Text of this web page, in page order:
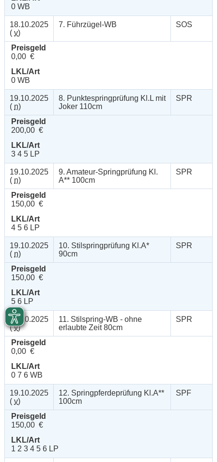
0 WB
18.10.2025
( v)
7. Führzügel-WB SOS
Preisgeld
0,00 €
LKL/Art
0 WB
19.10.2025
( n)
8. Punktespringprüfung Kl.L mit
Joker 110cm
SPR
Preisgeld
200,00 €
LKL/Art
3 4 5 LP
19.10.2025
( n)
9. Amateur-Springprüfung Kl.
A** 100cm
SPR
Preisgeld
150,00 €
LKL/Art
4 5 6 LP
19.10.2025
( n)
10. Stilspringprüfung Kl.A*
90cm
SPR
Preisgeld
150,00 €
LKL/Art
5 6 LP
19.10.2025
(v)
11. Stilspring-WB - ohne
erlaubte Zeit 80cm
SPR
Preisgeld
0,00 €
LKL/Art
0 7 6 WB
19.10.2025
( v)
12. Springpferdeprüfung Kl.A**
100cm
SPF
Preisgeld
150,00 €
LKL/Art
1 2 3 4 5 6 LP